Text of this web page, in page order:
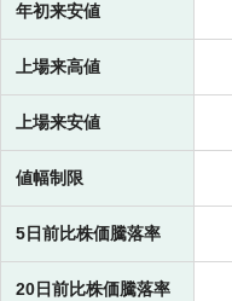
年初来安値
上場来高値
上場来安値
値幅制限
5日前比株価騰落率
20日前比株価騰落率